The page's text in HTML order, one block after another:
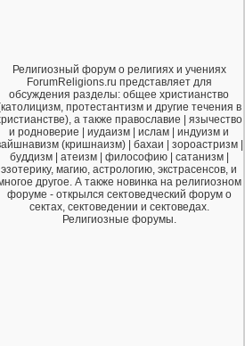
Религиозный форум о религиях и учениях
ForumReligions.ru представляет для
обсуждения разделы: общее христианство
протестантизм и другие течения в
а также православие | язычество
и родноверие | иудаизм | ислам | индуизм и
(кришнаизм) | бахаи | зороастризм |
буддизм | атеизм | философию | сатанизм |
эзотерику, магию, астрологию, экстрасенсов, и
другое. А также новинка на религиозном
форуме - открылся сектоведческий форум о
сектах, сектоведении и сектоведах.
Религиозные форумы.